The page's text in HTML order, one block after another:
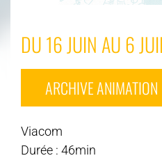
DU 16 JUIN AU 6
ARCHIVE ANIMATION
Viacom
Durée : 46min